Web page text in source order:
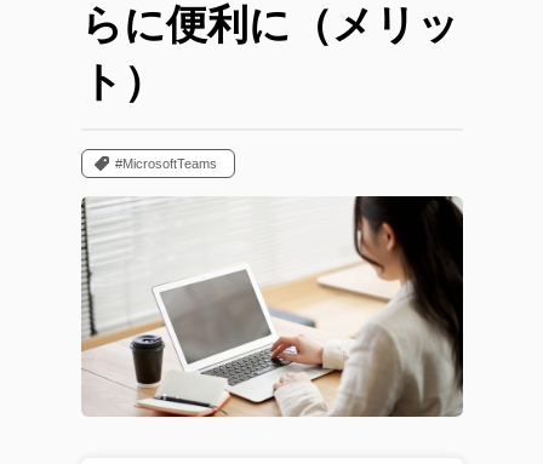
らに便利に（メリッ
ト）
#MicrosoftTeams